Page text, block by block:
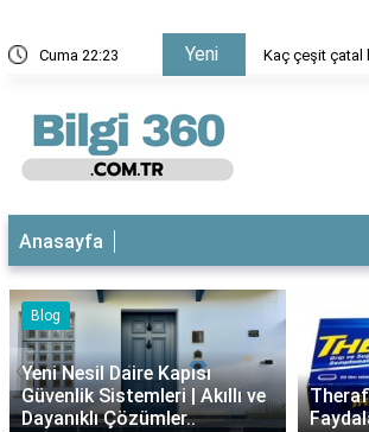
Cuma 22:23 Yeni
Anasayfa
Blog
Yeni Nesil Daire Kapısı
Güvenlik Sistemleri | Akıllı ve
Dayanıklı Çözümler..
‹